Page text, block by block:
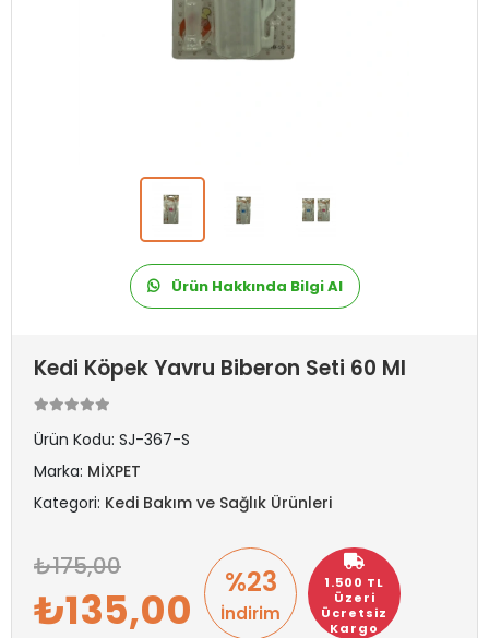
Ürün Hakkında Bilgi Al
Kedi Köpek Yavru Biberon Seti 60 Ml
Ürün Kodu: SJ-367-S
Marka: MİXPET
Kategori: Kedi Bakım ve Sağlık Ürünleri
1.500 TL
Üzeri
Ücretsiz
Kargo
%23
İndirim
175,00
135,00